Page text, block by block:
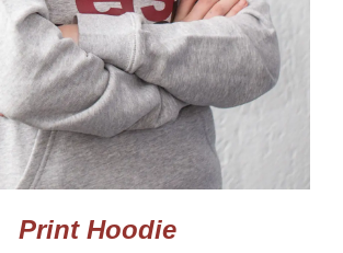
KÖNNEN
AUF
DER
PRODUKTSEITE
GEWÄHLT
WERDEN
Print Hoodie